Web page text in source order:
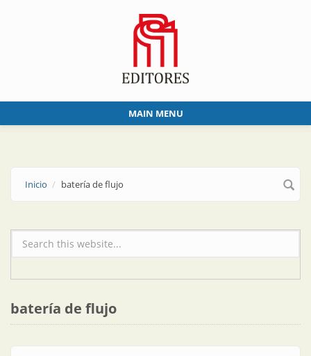
MAIN MENU
Inicio batería de flujo
Formulario de búsqueda
batería de flujo